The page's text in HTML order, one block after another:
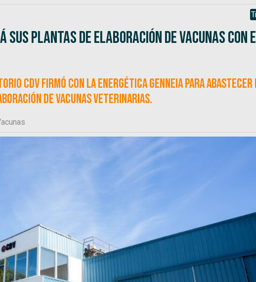
plantas de elaboración de vacunas con
CDV firmó con la energética Genneia para abastecer
de vacunas veterinarias.